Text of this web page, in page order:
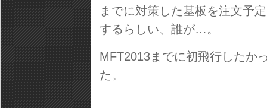
までに対策した基板を注文予
するらしい、誰が…。
MFT2013までに初飛行したか
た。